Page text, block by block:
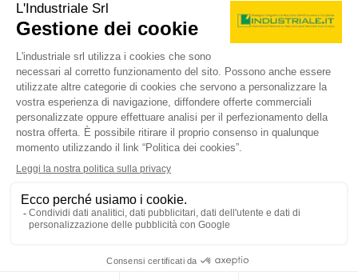
CINCINNATI toolmaster
Fresatrici Per attrezzisti
prezzo su richiesta
Localizzazione: 🇮🇹 Italia
700 x 250 x 450 mm - visualizzata
🇮🇹 SAVIO Macchine Utensili srl
4.8
5